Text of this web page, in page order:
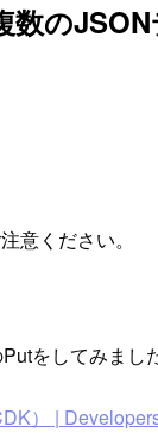
の
意ください。
をしてみました
） |